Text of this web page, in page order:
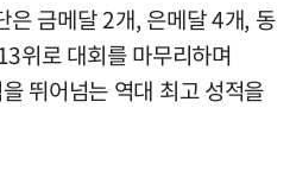
은 금메달 2개, 은메달 4개, 동
위로 대회를 마무리하며
뛰어넘는 역대 최고 성적을